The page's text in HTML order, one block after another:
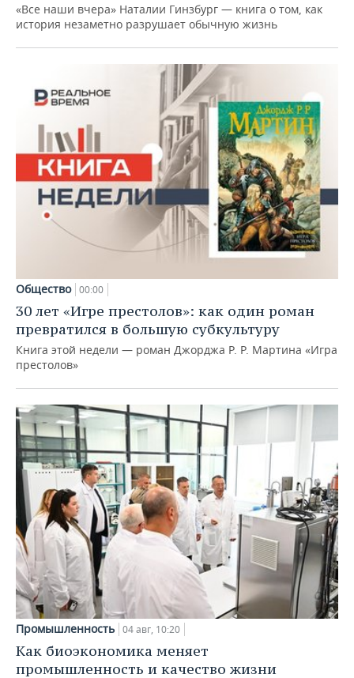
«Все наши вчера» Наталии Гинзбург — книга о том, как
история незаметно разрушает обычную жизнь
Общество 00:00
30 лет «Игре престолов»: как один роман
превратился в большую субкультуру
Книга этой недели — роман Джорджа Р. Р. Мартина «Игра
престолов»
Промышленность 04 авг, 10:20
Как биоэкономика меняет
промышленность и качество жизни